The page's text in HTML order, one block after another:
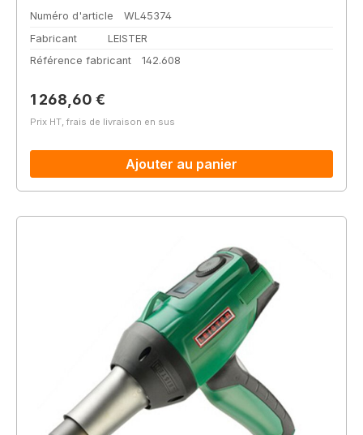
Numéro d'article
WL45374
Fabricant
LEISTER
Référence fabricant
142.608
Prix régulier :
1 268,60 €
Prix HT, frais de livraison en sus
Ajouter au panier